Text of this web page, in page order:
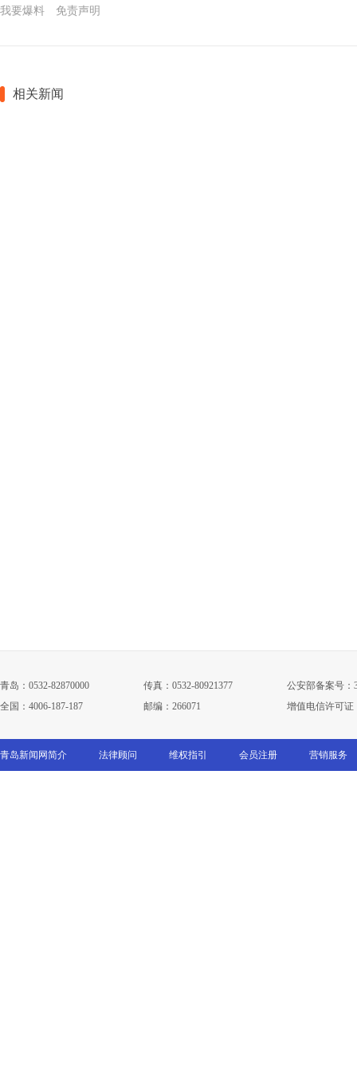
我要爆料 免责声明
相关新闻
青岛：0532-82870000 传真：0532-80921377
公安部备案号：
全国：4006-187-187
邮编：266071 增值电信许可证
青岛新闻网简介 法律顾问 维权指引 会员注册 营销服务